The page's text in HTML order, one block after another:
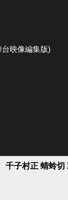
映像編集版)
千子村正 蜻蛉